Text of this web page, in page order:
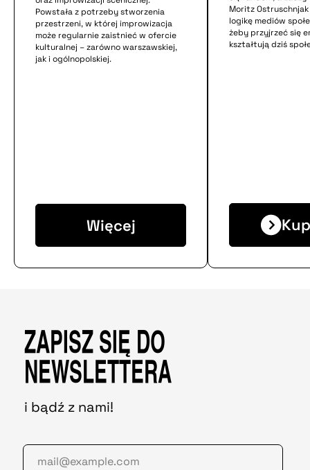
Powstała z potrzeby stworzenia
przestrzeni, w której improwizacja
może regularnie zaistnieć w ofercie
kulturalnej – zarówno warszawskiej,
jak i ogólnopolskiej.
Więcej
Moritz
logikę mediów
żeby przyjrzeć się
kształtują dziś
ZAPISZ SIĘ DO
NEWSLETTERA
i bądź z nami!